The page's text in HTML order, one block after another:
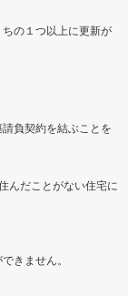
の１つ以上に更新が
負契約を結ぶことを
んだことがない住宅に
きません。